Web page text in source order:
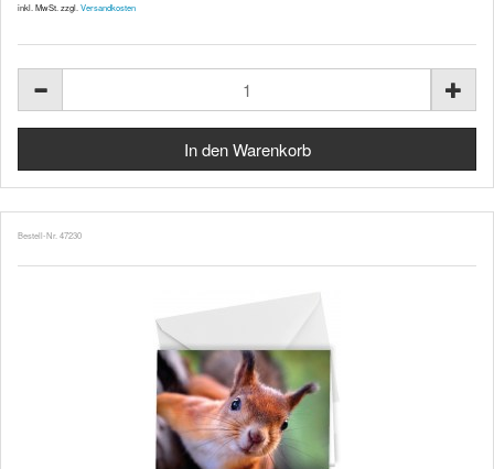
inkl. MwSt. zzgl. Versandkosten
Bestell-Nr. 47230